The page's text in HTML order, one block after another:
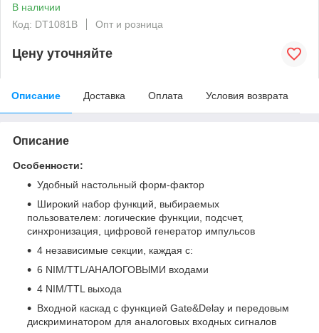
В наличии
Код: DT1081B
Опт и розница
Цену уточняйте
Описание Доставка Оплата Условия возврата
Описание
Особенности:
Удобный настольный форм-фактор
Широкий набор функций, выбираемых
пользователем: логические функции, подсчет,
синхронизация, цифровой генератор импульсов
4 независимые секции, каждая с:
6 NIM/TTL/АНАЛОГОВЫМИ входами
4 NIM/TTL выхода
Входной каскад с функцией Gate&Delay и передовым
дискриминатором для аналоговых входных сигналов